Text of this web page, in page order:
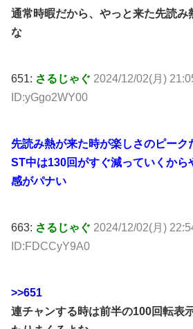
通常時暇だから、やっと来た先読み
な
651: さるじゃぐ 2024/12/02(月)
ID:yGgo2WY00
先読み熱が来た時が楽しさのピーク
ST中は130回がすぐ減っていくから
感がパナい
663: さるじゃぐ 2024/12/02(月)
ID:FDCCyY9A0
>>651
連チャンする時は前半の100回転表